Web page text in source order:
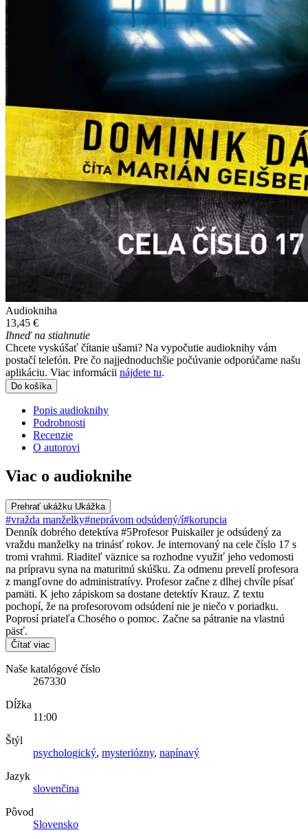
Audiokniha
13,45 €
Ihneď na stiahnutie
Chcete vyskúšať čítanie ušami? Na vypočutie audioknihy vám
postačí telefón. Pre čo najjednoduchšie počúvanie odporúčame našu
aplikáciu. Viac informácii nájdete tu.
Do košíka
Popis audioknihy
Podrobnosti
Recenzie
O autorovi
Viac o audioknihe
Prehrať ukážku Ukážka
#vražda manželky#neprávom odsúdený/í#korupcia
Denník dobrého detektíva #5Profesor Puiskailer je odsúdený za
vraždu manželky na trinásť rokov. Je internovaný na cele číslo 17 s
tromi vrahmi. Riaditeľ väznice sa rozhodne využiť jeho vedomosti
na prípravu syna na maturitnú skúšku. Za odmenu prevelí profesora
z mangľovne do administratívy. Profesor začne z dlhej chvíle písať
pamäti. K jeho zápiskom sa dostane detektív Krauz. Z textu
pochopí, že na profesorovom odsúdení nie je niečo v poriadku.
Poprosí priateľa Chosého o pomoc. Začne sa pátranie na vlastnú
päsť.
Čítať viac
Naše katalógové číslo
267330
Dĺžka
11:00
Štýl
psychologický, mysteriózny, napínavý
Jazyk
slovenčina
Pôvod
Slovensko